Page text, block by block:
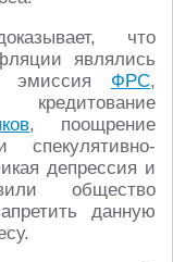
что
являлись
эмиссия ФРС,
кредитование
, поощрение
спекулятивно-
депрессия и
общество
данную